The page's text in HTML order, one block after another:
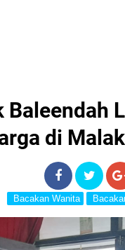
di
Bacakan Wanita